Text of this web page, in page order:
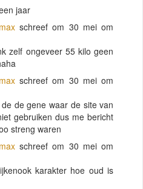
jaar
schreef om 30 mei om
zelf ongeveer 55 kilo geen
schreef om 30 mei om
de gene waar de site van
gebruiken dus me bericht
streng waren
schreef om 30 mei om
karakter hoe oud is